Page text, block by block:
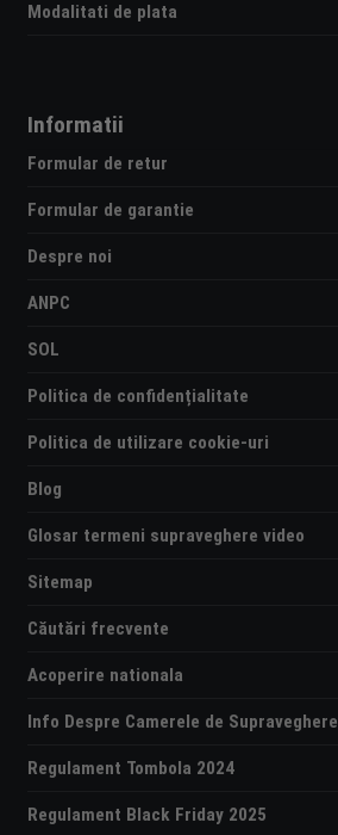
Modalitati de plata
Informatii
Formular de retur
Formular de garantie
Despre noi
ANPC
SOL
Politica de confidențialitate
Politica de utilizare cookie-uri
Blog
Glosar termeni supraveghere video
Sitemap
Căutări frecvente
Acoperire nationala
Info Despre Camerele de Supraveghere
Regulament Tombola 2024
Regulament Black Friday 2025